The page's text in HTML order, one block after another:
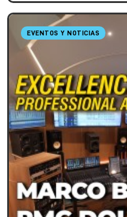
EVENTOS Y NOTICIAS